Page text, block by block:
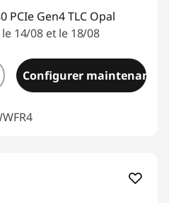
PCIe Gen4 TLC Opal
14/08 et le 18/08
Configurer maintenant